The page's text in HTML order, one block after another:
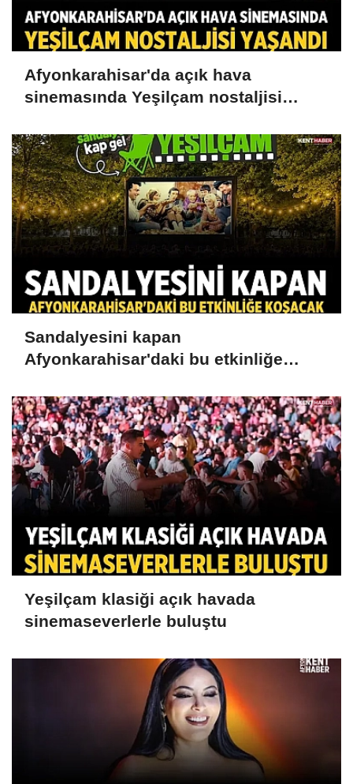
Afyonkarahisar'da açık hava
sinemasında Yeşilçam nostaljisi
Sandalyesini kapan
Afyonkarahisar'daki bu etkinliğe
Yeşilçam klasiği açık havada
sinemaseverlerle buluştu